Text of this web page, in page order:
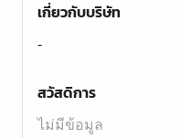
เกี่ยวกับบริษัท
-
สวัสดิการ
ไม่มีข้อมูล